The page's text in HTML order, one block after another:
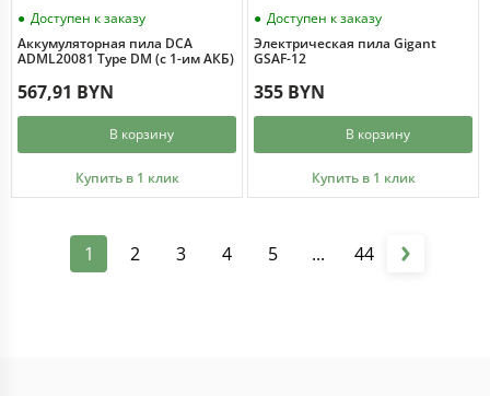
Доступен к заказу
Аккумуляторная пила DCA
ADML20081 Type DM (с 1-им АКБ)
567,91 BYN
В корзину
Купить в 1 клик
Доступен к заказу
Электрическая пила Gigant
GSAF-12
355 BYN
В корзину
Купить в 1 клик
1 2 3 4 5 ... 44